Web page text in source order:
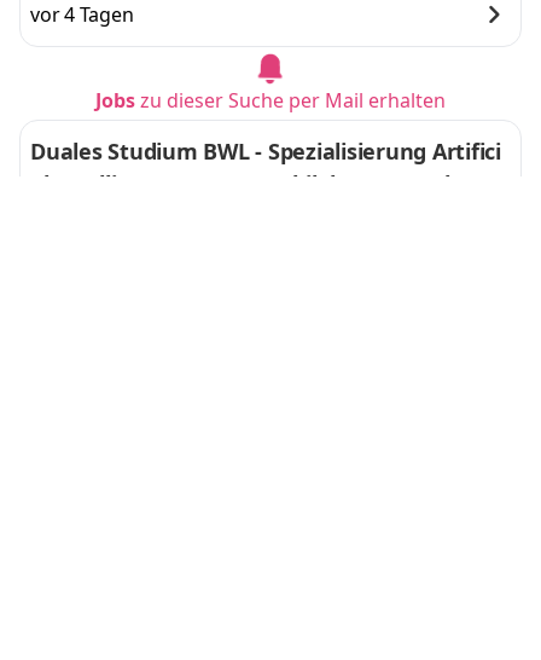
vor 4 Tagen
Jobszu dieser Suche per Mail erhalten
Duales Studium BWL - Spezialisierung Artifici
al Intelligence (B.A.) - mobilplus Systemhaus